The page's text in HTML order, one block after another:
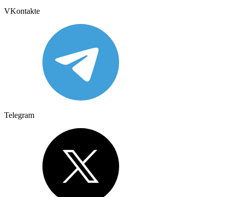
VKontakte
Telegram